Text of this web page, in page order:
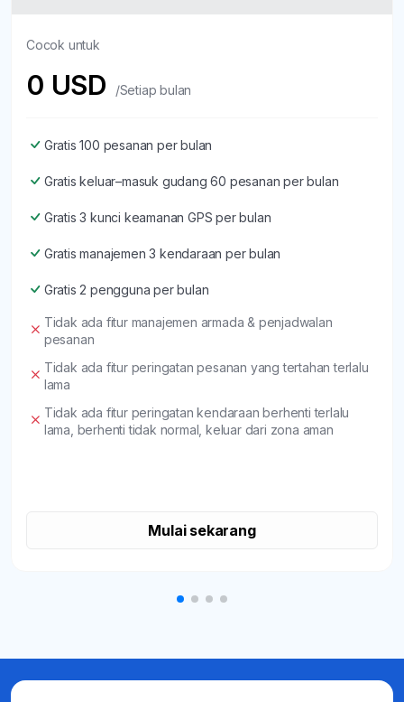
Cocok untuk
0 USD /Setiap bulan
Gratis 100 pesanan per bulan
Gratis keluar–masuk gudang 60 pesanan per bulan
Gratis 3 kunci keamanan GPS per bulan
Gratis manajemen 3 kendaraan per bulan
Gratis 2 pengguna per bulan
Tidak ada fitur manajemen armada & penjadwalan
pesanan
Tidak ada fitur peringatan pesanan yang tertahan terlalu
lama
Tidak ada fitur peringatan kendaraan berhenti terlalu
lama, berhenti tidak normal, keluar dari zona aman
Mulai sekarang